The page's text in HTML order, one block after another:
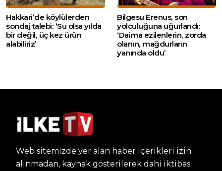
Hakkari’de köylülerden
sondaj talebi: ‘Su olsa yılda
bir değil, üç kez ürün
alabiliriz’
Bilgesu Erenus, son
yolculuğuna uğurlandı:
‘Daima ezilenlerin, zorda
olanın, mağdurların
yanında oldu’
Web sitemizde yer alan haber içerikleri izin
alınmadan, kaynak gösterilerek dahi iktibas